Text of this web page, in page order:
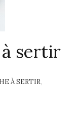
à sertir
À SERTIR,